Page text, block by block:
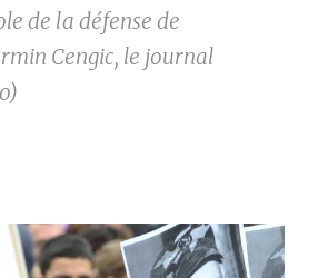
de la défense de
Cengic, le journal